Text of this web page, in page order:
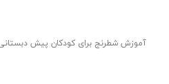
آموزش شطرنج برای کودکان پیش